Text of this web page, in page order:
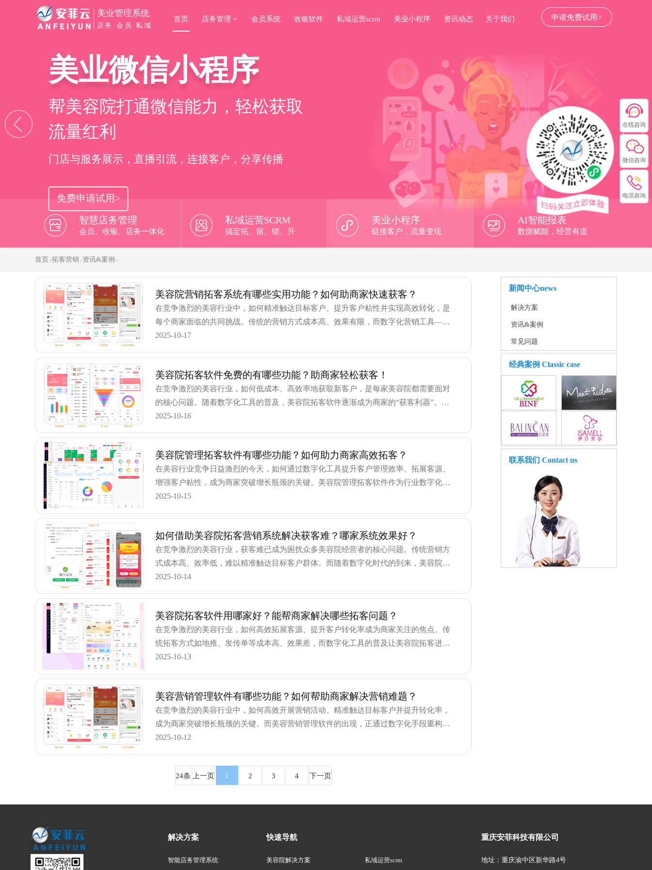
美业管理系统
店务·会员·私域
首页 店务管理 会员系统 收银软件 私域运营scrm 美业小程序 资讯动态 关于我们 申请免费试用>
智能AI经营报表
多维度经营报表分析，赋能商家
业绩全面提升
重要报表自动生成，业绩随时看，经营数据全掌握
免费申请试用>
高效管理店务
易用的智能美业管理系统，大幅
提升效率69%
扫码快速收银，微信在线预约，员工提成自动统计
免费申请试用>
私域运营SCRM
私域流量池运营管理，搞定拓、留、
锁、升
全域引流获客，私域促活转化，社群裂变增长
免费申请试用>
美业微信小程序
帮美容院打通微信能力，轻松获取
流量红利
门店与服务展示，直播引流，连接客户，分享传播
免费申请试用>
智能AI经营报表
多维度经营报表分析，赋能商家
业绩全面提升
重要报表自动生成，业绩随时看，经营数据全掌握
免费申请试用>
高效管理店务
易用的智能美业管理系统，大幅
提升效率69%
扫码快速收银，微信在线预约，员工提成自动统计
免费申请试用>
智慧店务管理
会员、收银、店务一体化
私域运营SCRM
搞定拓、留、锁、升
美业小程序
链接客户，流量变现
AI智能报表
数据赋能，经营有道
首页 > 拓客营销 > 资讯&案例 >
新闻中心news
解决方案
资讯&案例
常见问题
经典案例 Classic case
联系我们 Contact us
美容院营销拓客系统有哪些实用功能？如何助商家快速获客？
在竞争激烈的美容行业中，如何精准触达目标客户、提升客户粘性并实现高效转化，是
每个商家面临的共同挑战。传统的营销方式成本高、效果有限，而数字化营销工具——
美容院营销拓客系统，正成为商家破局的关键。本文将
2025-10-17
美容院拓客软件免费的有哪些功能？助商家轻松获客！
在竞争激烈的美容行业，如何低成本、高效率地获取新客户，是每家美容院都需要面对
的核心问题。随着数字化工具的普及，美容院拓客软件逐渐成为商家的“获客利器”。而
更令人惊喜的是，市面上已有不少免费版本的美容院
2025-10-16
美容院管理拓客软件有哪些功能？如何助力商家高效拓客？
在美容行业竞争日益激烈的今天，如何通过数字化工具提升客户管理效率、拓展客源、
增强客户粘性，成为商家突破增长瓶颈的关键。美容院管理拓客软件作为行业数字化转
型的核心工具，通过整合直播营销、会员管理、优惠券
2025-10-15
如何借助美容院拓客营销系统解决获客难？哪家系统效果好？
在竞争激烈的美容行业，获客难已成为困扰众多美容院经营者的核心问题。传统营销方
式成本高、效率低，难以精准触达目标客户群体。而随着数字化时代的到来，美容院拓
客营销系统凭借其强大的功能，成为破解获客难题的关
2025-10-14
美容院拓客软件用哪家好？能帮商家解决哪些拓客问题？
在竞争激烈的美容行业，如何高效拓展客源、提升客户转化率成为商家关注的焦点。传
统拓客方式如地推、发传单等成本高、效果差，而数字化工具的普及让美容院拓客进入
智能化时代。美容院拓客软件作为核心工具，通过技术
2025-10-13
美容营销管理软件有哪些功能？如何帮助商家解决营销难题？
在竞争激烈的美容行业中，如何高效开展营销活动、精准触达目标客户并提升转化率，
成为商家突破增长瓶颈的关键。而美容营销管理软件的出现，正通过数字化手段重构传
统营销模式，帮助商家实现从“被动等待”到“主动吸
2025-10-12
24条 上一页 1 2 3 4 下一页
解决方案
智能店务管理系统
快速导航
美容院解决方案 私域运营scrm
重庆安菲科技有限公司
地址：重庆渝中区新华路4号
在线咨询
微信咨询
电话咨询